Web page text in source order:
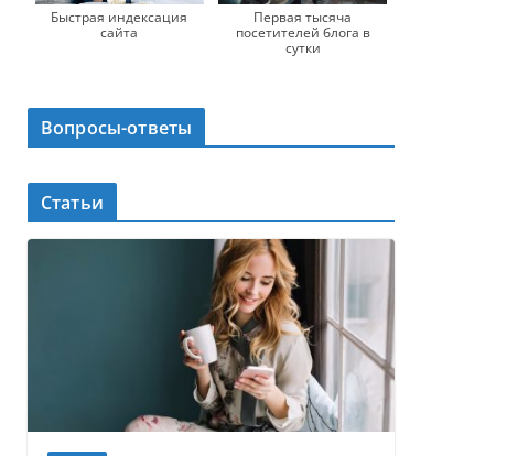
Быстрая индексация
сайта
Первая тысяча
посетителей блога в
сутки
Вопросы-ответы
Статьи